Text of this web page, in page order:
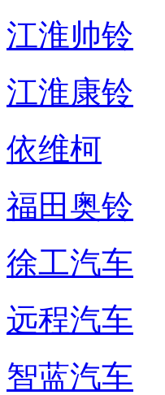
江淮帅铃
江淮康铃
依维柯
福田奥铃
徐工汽车
远程汽车
智蓝汽车